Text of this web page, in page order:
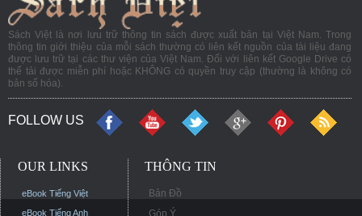
Sách Việt là nơi lưu trữ thông tin sách được xuất bản tại Việt Nam. Trong
thông tin giới thiệu của mỗi sách thường có liên kết nguồn của tài liệu đang
được lưu trữ tại các thư viện của Việt Nam. Đối với liên kết Google Drive có
thể tải được miễn phí hoặc KHÔNG có quyền truy cập (thường là không có
bản số hóa).
FOLLOW US
OUR LINKS
eBook Tiếng Việt
eBook Tiếng Anh
THÔNG TIN
Bản Đồ
Góp Ý